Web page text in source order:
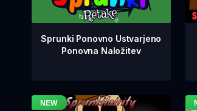
Sprunki Ponovno Ustvarjeno
Ponovna Naložitev